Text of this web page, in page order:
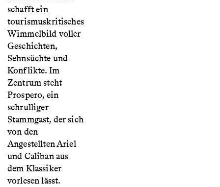
schafft ein
tourismuskritisches
Wimmelbild voller
Geschichten,
Sehnsüchte und
Konflikte. Im
Zentrum steht
Prospero, ein
schrulliger
Stammgast, der sich
von den
Angestellten Ariel
und Caliban aus
dem Klassiker
vorlesen lässt.